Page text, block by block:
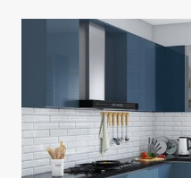
MASAK
SEHAT
SENTUHAN